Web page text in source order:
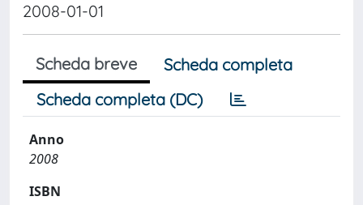
2008-01-01
Scheda breve
Scheda completa
Scheda completa (DC)
Anno
2008
ISBN